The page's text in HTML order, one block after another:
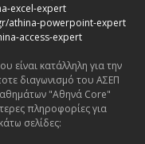
excel-expert
athina-powerpoint-expert
access-expert
είναι κατάλληλη για την
διαγωνισμό του ΑΣΕΠ
"Αθηνά Core"
πληροφορίες για
σελίδες: